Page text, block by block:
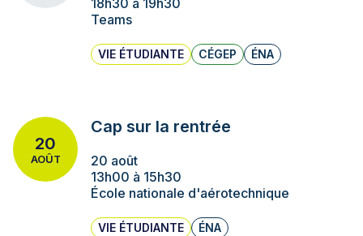
18h30 à 19h30
Teams
VIE ÉTUDIANTE CÉGEP ÉNA
20
AOÛT
Cap sur la rentrée
20 août
13h00 à 15h30
École nationale d'aérotechnique
VIE ÉTUDIANTE ÉNA